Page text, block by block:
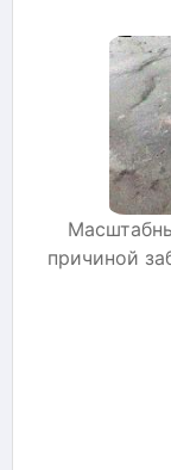
причиной